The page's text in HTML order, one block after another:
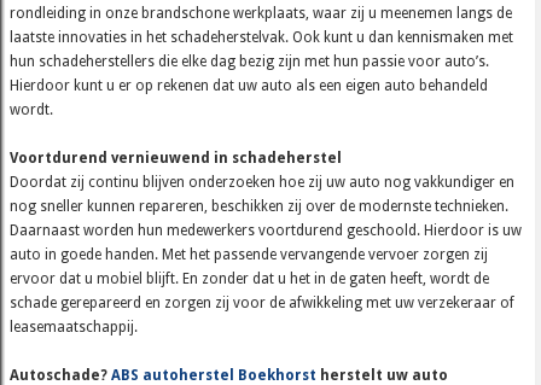
rondleiding in onze brandschone werkplaats, waar zij u meenemen langs de
laatste innovaties in het schadeherstelvak. Ook kunt u dan kennismaken met
hun schadeherstellers die elke dag bezig zijn met hun passie voor auto’s.
Hierdoor kunt u er op rekenen dat uw auto als een eigen auto behandeld
wordt.
Voortdurend vernieuwend in schadeherstel
Doordat zij continu blijven onderzoeken hoe zij uw auto nog vakkundiger en
nog sneller kunnen repareren, beschikken zij over de modernste technieken.
Daarnaast worden hun medewerkers voortdurend geschoold. Hierdoor is uw
auto in goede handen. Met het passende vervangende vervoer zorgen zij
ervoor dat u mobiel blijft. En zonder dat u het in de gaten heeft, wordt de
schade gerepareerd en zorgen zij voor de afwikkeling met uw verzekeraar of
leasemaatschappij.
Autoschade?ABS autoherstel Boekhorst herstelt uw auto